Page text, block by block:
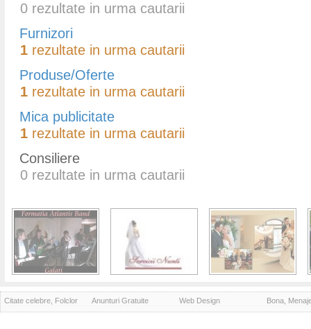
0 rezultate in urma cautarii
Furnizori
1 rezultate in urma cautarii
Produse/Oferte
1 rezultate in urma cautarii
Mica publicitate
1 rezultate in urma cautarii
Consiliere
0 rezultate in urma cautarii
Citate celebre, Folclor Anunturi Gratuite Web Design Bona,